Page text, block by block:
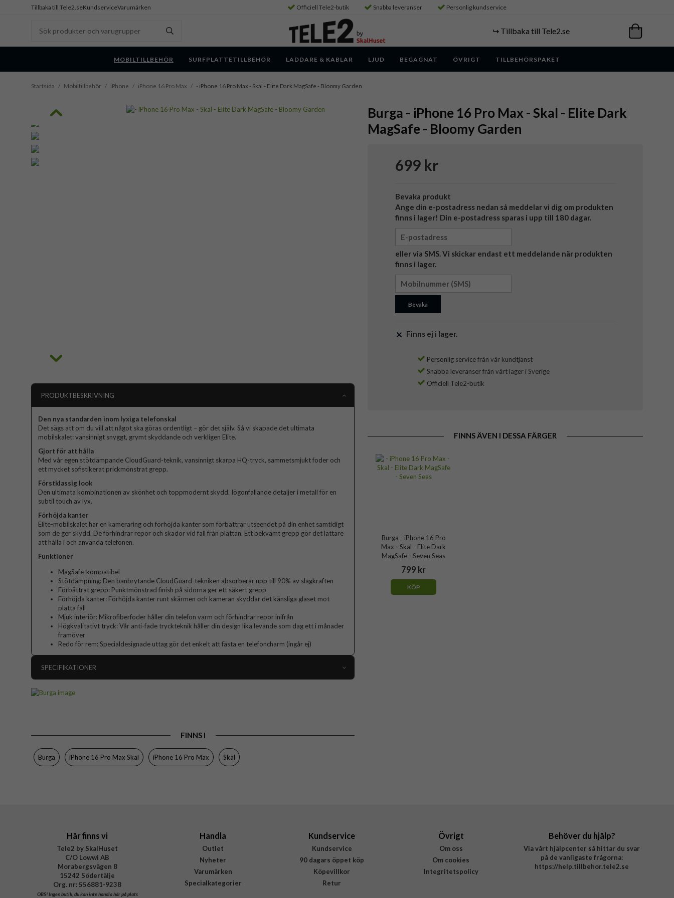
Tillbaka till Tele2.seKundserviceVarumärken Officiell Tele2-butik Snabba leveranser Personlig kundservice
↪️ Tillbaka till Tele2.se
MOBILTILLBEHÖR SURFPLATTETILLBEHÖR LADDARE & KABLAR LJUD BEGAGNAT ÖVRIGT TILLBEHÖRSPAKET
Startsida / Mobiltillbehör / iPhone / iPhone 16 Pro Max / - iPhone 16 Pro Max - Skal - Elite Dark MagSafe - Bloomy Garden
Burga - iPhone 16 Pro Max - Skal - Elite Dark
MagSafe - Bloomy Garden
699 kr
Bevaka produkt
Ange din e-postadress nedan så meddelar vi dig om produkten
finns i lager! Din e-postadress sparas i upp till 180 dagar.
eller via SMS. Vi skickar endast ett meddelande när produkten
finns i lager.
Bevaka
Finns ej i lager.
Personlig service från vår kundtjänst
Snabba leveranser från vårt lager i Sverige
Officiell Tele2-butik
FINNS ÄVEN I DESSA FÄRGER
Burga - iPhone 16 Pro
Max - Skal - Elite Dark
MagSafe - Seven Seas
799 kr
KÖP
PRODUKTBESKRIVNING
Den nya standarden inom lyxiga telefonskal
Det sägs att om du vill att något ska göras ordentligt – gör det själv. Så vi skapade det ultimata
mobilskalet: vansinnigt snyggt, grymt skyddande och verkligen Elite.
Gjort för att hålla
Med vår egen stötdämpande CloudGuard-teknik, vansinnigt skarpa HQ-tryck, sammetsmjukt foder och
ett mycket sofistikerat prickmönstrat grepp.
Förstklassig look
Den ultimata kombinationen av skönhet och toppmodernt skydd. Iögonfallande detaljer i metall för en
subtil touch av lyx.
Förhöjda kanter
Elite-mobilskalet har en kameraring och förhöjda kanter som förbättrar utseendet på din enhet samtidigt
som de ger skydd. De förhindrar repor och skador vid fall från plattan. Ett bekvämt grepp gör det lättare
att hålla i och använda telefonen.
Funktioner
MagSafe-kompatibel
Stötdämpning: Den banbrytande CloudGuard-tekniken absorberar upp till 90% av slagkraften
Förbättrat grepp: Punktmönstrad finish på sidorna ger ett säkert grepp
Förhöjda kanter: Förhöjda kanter runt skärmen och kameran skyddar det känsliga glaset mot
platta fall
Mjuk interiör: Mikrofiberfoder håller din telefon varm och förhindrar repor inifrån
Högkvalitativt tryck: Vår anti-fade tryckteknik håller din design lika levande som dag ett i månader
framöver
Redo för rem: Specialdesignade uttag gör det enkelt att fästa en telefoncharm (ingår ej)
SPECIFIKATIONER
Egenskaper
Stöttålig
Färg
Material
FINNS I
Burga iPhone 16 Pro Max Skal iPhone 16 Pro Max Skal
Här finns vi
Tele2 by SkalHuset
C/O Lowwi AB
Morabergsvägen 8
15242 Södertälje
Org. nr: 556881-9238
OBS!Ingen butik, du kan inte handla här på plats
Handla
Outlet
Nyheter
Varumärken
Specialkategorier
Kundservice
Kundservice
90 dagars öppet köp
Köpevillkor
Retur
Övrigt
Om oss
Om cookies
Integritetspolicy
Behöver du hjälp?
Via vårt hjälpcenter så hittar du svar
på de vanligaste frågorna:
https://help.tillbehor.tele2.se